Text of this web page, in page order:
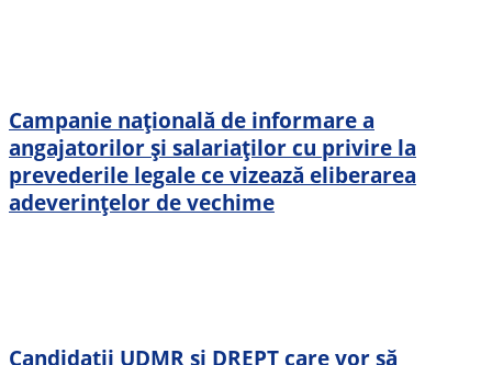
Campanie naţională de informare a
angajatorilor şi salariaţilor cu privire la
prevederile legale ce vizează eliberarea
adeverinţelor de vechime
Candidații UDMR și DREPT care vor să